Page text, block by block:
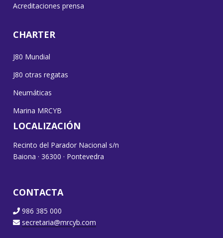
Acreditaciones prensa
CHARTER
J80 Mundial
J80 otras regatas
Neumáticas
Marina MRCYB
LOCALIZACIÓN
Recinto del Parador Nacional s/n
Baiona · 36300 · Pontevedra
CONTACTA
986 385 000
secretaria@mrcyb.com